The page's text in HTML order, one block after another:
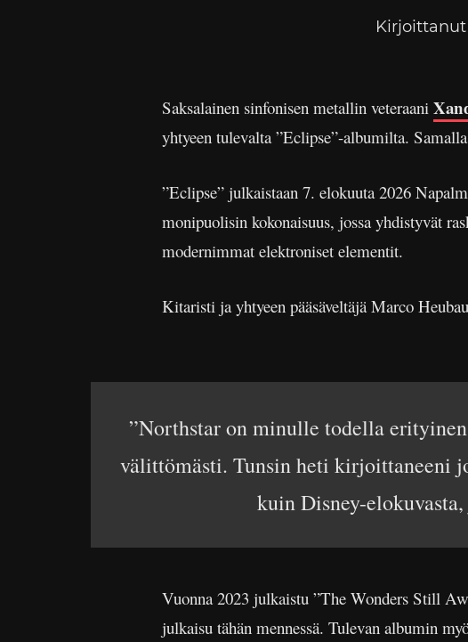
Kirjoittanut
Saksalainen sinfonisen metallin veteraani
yhtyeen tulevalta ”Eclipse”-albumilta.
”Eclipse” julkaistaan 7. elokuuta 2026
monipuolisin kokonaisuus, jossa yhdistyvät
modernimmat elektroniset elementit.
Kitaristi ja yhtyeen pääsäveltäjä Marco
”Northstar on minulle todella
välittömästi. Tunsin heti kirjoittaneeni
kuin Disney-
Vuonna 2023 julkaistu ”The Wonders Still
julkaisu tähän mennessä. Tulevan albumin